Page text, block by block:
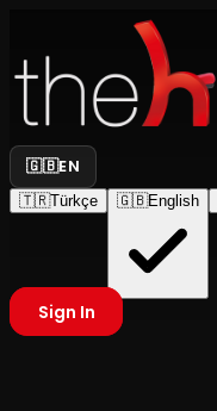
🇬🇧EN
🇹🇷Türkçe 🇬🇧English
Sign In